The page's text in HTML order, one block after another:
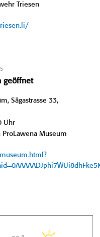
Triesen
geöffnet
Sägastrasse 33,
Uhr
ProLawena Museum